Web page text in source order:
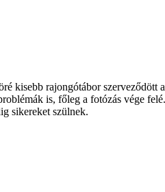
kisebb rajongótábor
is, főleg a fotózás vége
sikereket szülnek.